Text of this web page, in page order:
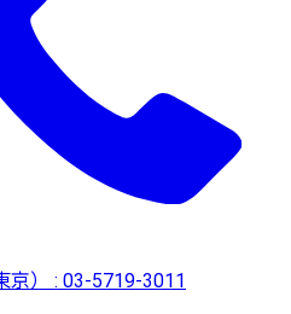
京） : 03-5719-3011